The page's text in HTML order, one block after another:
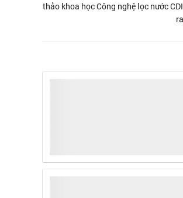
thảo khoa học Công nghệ lọc nước